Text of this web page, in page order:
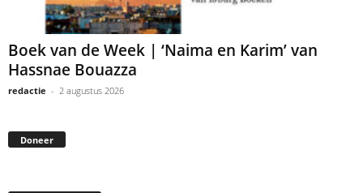
Boek van de Week | ‘Naima en Karim’ van
Hassnae Bouazza
redactie - 2 augustus 2026
Doneer